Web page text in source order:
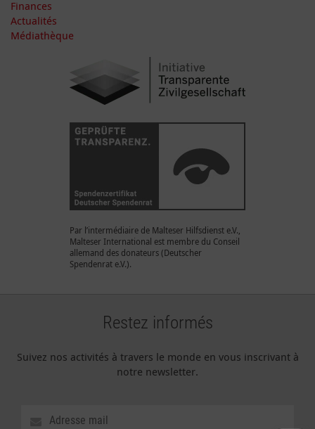
Finances
Actualités
Médiathèque
Par l’intermédiaire de Malteser Hilfsdienst e.V.,
Malteser International est membre du Conseil
allemand des donateurs (Deutscher
Spendenrat e.V.).
Restez informés
Suivez nos activités à travers le monde en vous inscrivant à
notre newsletter.